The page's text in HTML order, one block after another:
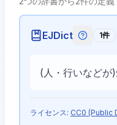
EJDict EJDictの
1件
(人・行いなどが
ライセンス: CC0 (Public